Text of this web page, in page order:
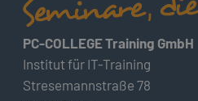
PC-COLLEGE Training GmbH
Institut für IT-Training
Stresemannstraße 78